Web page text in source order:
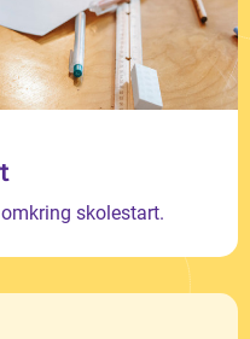
skolestart.